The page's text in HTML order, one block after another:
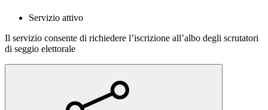
Servizio attivo
Il servizio consente di richiedere l’iscrizione all’albo degli scrutatori
di seggio elettorale